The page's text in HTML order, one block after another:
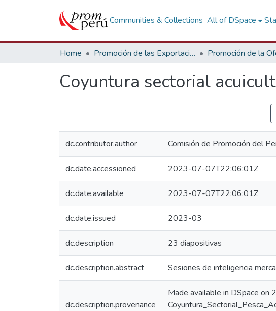
Communities & Collections All of DSpace
Home Promoción de las Exportaciones
Coyuntura sectorial
dc.contributor.author Comisión de Promoción del
dc.date.accessioned 2023-07-07T22:06:01Z
dc.date.available 2023-07-07T22:06:01Z
dc.date.issued 2023-03
dc.description 23 diapositivas
dc.description.abstract Sesiones de inteligencia
dc.description.provenance
Made available in DSpace